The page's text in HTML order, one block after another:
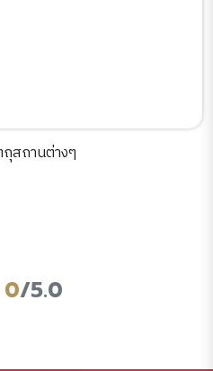
สถานต่างๆ
0/5.0